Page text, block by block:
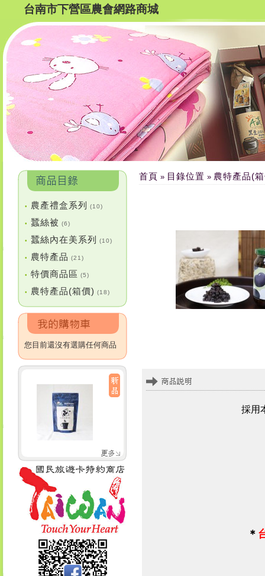
台南市下營區農會網路商城
• 農產禮盒系列 (10)
• 蠶絲被 (6)
• 蠶絲內在美系列 (10)
• 農特產品 (21)
• 特價商品區 (5)
• 農特產品(箱價) (18)
您目前還沒有選購任何商品
首頁 » 目錄位置 » 農特產品(
採用
＊